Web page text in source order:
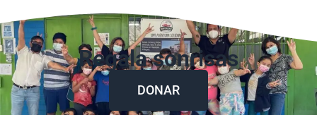
Regala sonrisas
DONAR